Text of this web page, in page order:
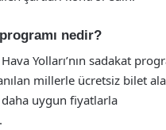
nedir?
Yolları’nın sadakat
millerle ücretsiz bilet
uygun fiyatlarla